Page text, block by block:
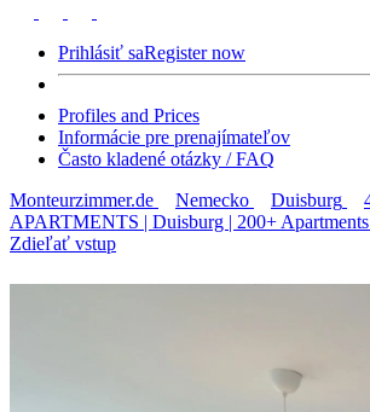
Prihlásiť saRegister now
Profiles and Prices
Informácie pre prenajímateľov
Často kladené otázky / FAQ
Monteurzimmer.de
Nemecko Duisburg
APARTMENTS | Duisburg | 200+
Zdieľať vstup